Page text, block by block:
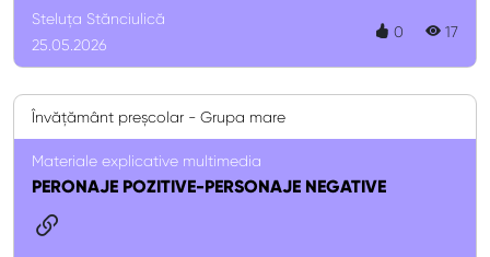
Steluța Stănciulică
25.05.2026
0 17
Învățământ preșcolar - Grupa mare
Materiale explicative multimedia
PERONAJE POZITIVE-PERSONAJE NEGATIVE